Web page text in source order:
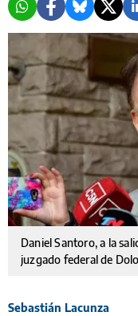
Daniel Santoro, a la
juzgado federal de
Sebastián Lacunza